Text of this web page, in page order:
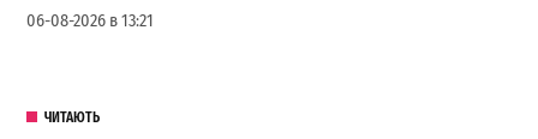
06-08-2026 в 13:21
ЧИТАЮТЬ